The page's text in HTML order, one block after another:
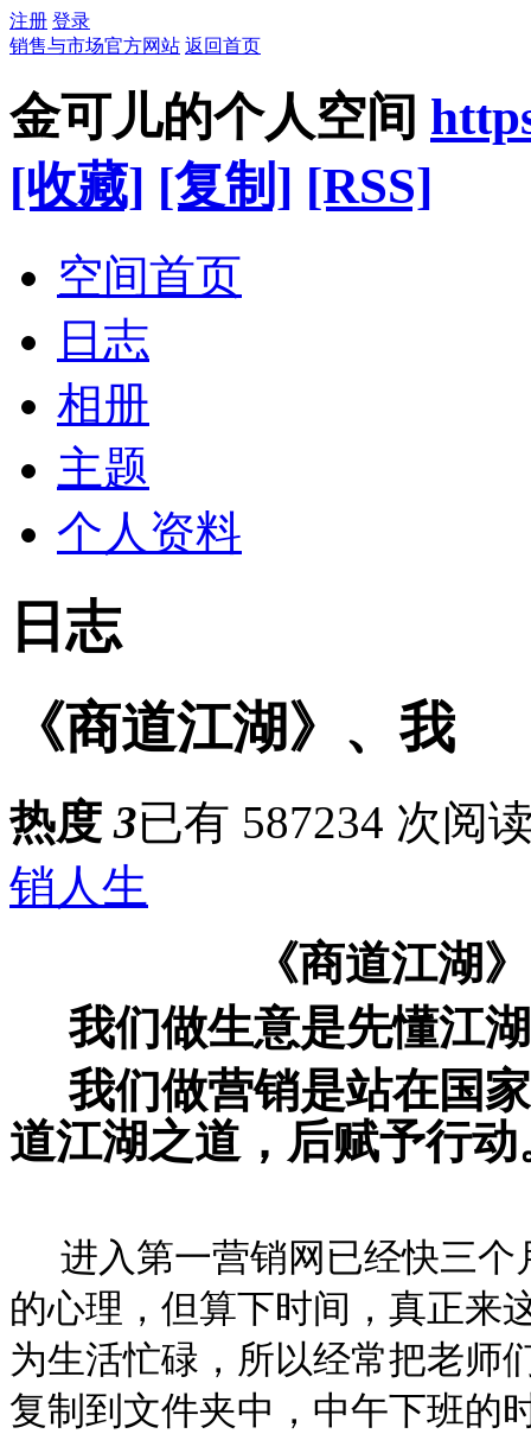
注册 登录
销售与市场官方网站 返回首页
金可儿的个人空间
[收藏] [复制] [RSS]
空间首页
日志
相册
主题
个人资料
日志
《商道江湖》、我
热度3已有 587234 次阅
销人生
《商道江湖
我们做生意是先懂江
我们做营销是站在国
道江湖之道，后赋予行
进入第一营销网已经快三
的心理，但算下时间，真正来
为生活忙碌，所以经常把老师
复制到文件夹中，中午下班的